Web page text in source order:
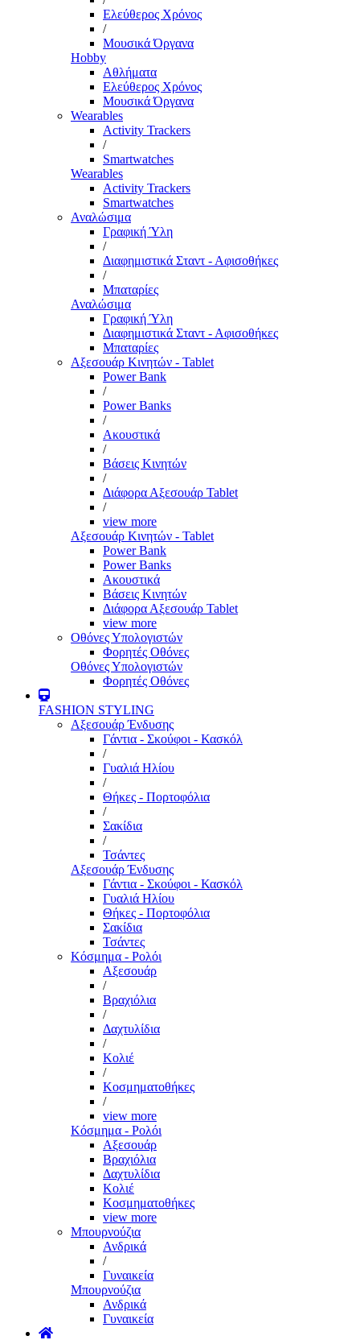
Ελεύθερος Χρόνος
/
Μουσικά Όργανα
Hobby
Αθλήματα
Ελεύθερος Χρόνος
Μουσικά Όργανα
Wearables
Activity Trackers
/
Smartwatches
Wearables
Activity Trackers
Smartwatches
Αναλώσιμα
Γραφική Ύλη
/
Διαφημιστικά Σταντ - Αφισοθήκες
/
Μπαταρίες
Αναλώσιμα
Γραφική Ύλη
Διαφημιστικά Σταντ - Αφισοθήκες
Μπαταρίες
Αξεσουάρ Κινητών - Tablet
Power Bank
/
Power Banks
/
Ακουστικά
/
Βάσεις Κινητών
/
Διάφορα Αξεσουάρ Tablet
/
view more
Αξεσουάρ Κινητών - Tablet
Power Bank
Power Banks
Ακουστικά
Βάσεις Κινητών
Διάφορα Αξεσουάρ Tablet
view more
Οθόνες Υπολογιστών
Φορητές Οθόνες
Οθόνες Υπολογιστών
Φορητές Οθόνες
FASHION STYLING
Αξεσουάρ Ένδυσης
Γάντια - Σκούφοι - Κασκόλ
/
Γυαλιά Ηλίου
/
Θήκες - Πορτοφόλια
/
Σακίδια
/
Τσάντες
Αξεσουάρ Ένδυσης
Γάντια - Σκούφοι - Κασκόλ
Γυαλιά Ηλίου
Θήκες - Πορτοφόλια
Σακίδια
Τσάντες
Κόσμημα - Ρολόι
Αξεσουάρ
/
Βραχιόλια
/
Δαχτυλίδια
/
Κολιέ
/
Κοσμηματοθήκες
/
view more
Κόσμημα - Ρολόι
Αξεσουάρ
Βραχιόλια
Δαχτυλίδια
Κολιέ
Κοσμηματοθήκες
view more
Μπουρνούζια
Ανδρικά
/
Γυναικεία
Μπουρνούζια
Ανδρικά
Γυναικεία